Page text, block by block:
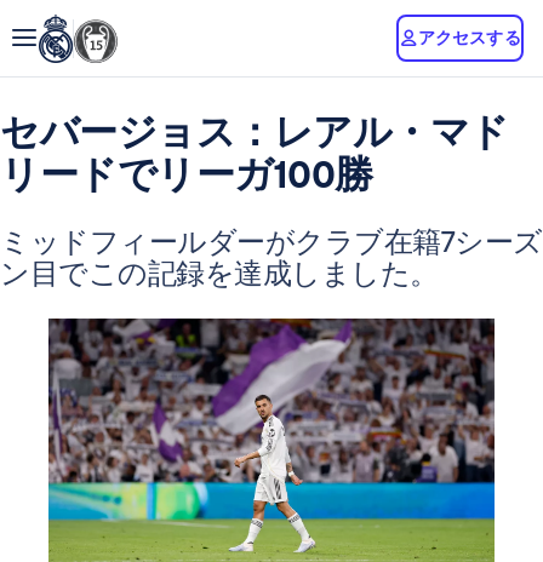
アクセスする
セバージョス：レアル・マド
リードでリーガ100勝
ミッドフィールダーがクラブ在籍7シーズ
ン目でこの記録を達成しました。